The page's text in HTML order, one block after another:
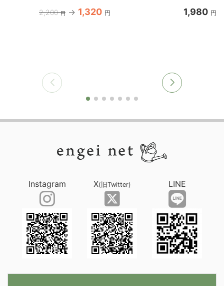
2,200 円 1,320 円 1,980 円
Instagram X(旧Twitter) LINE